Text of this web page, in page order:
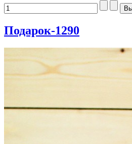
Подарок-1290